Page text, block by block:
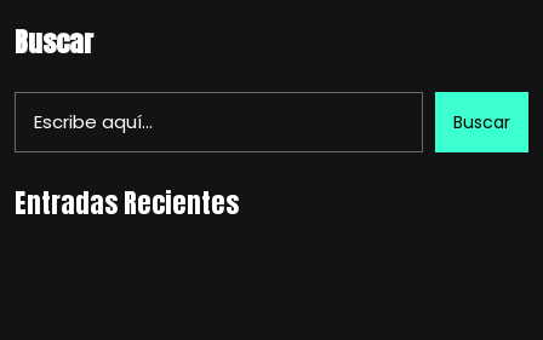
Buscar
Buscar
Entradas Recientes